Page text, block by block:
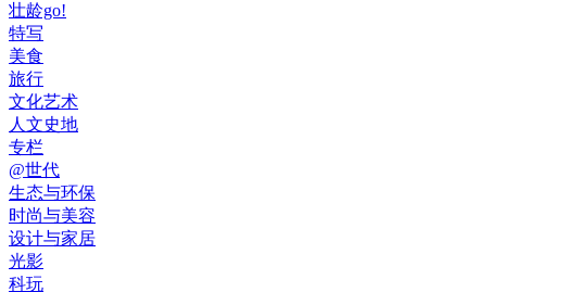
壮龄go!
特写
美食
旅行
文化艺术
人文史地
专栏
@世代
生态与环保
时尚与美容
设计与家居
光影
科玩